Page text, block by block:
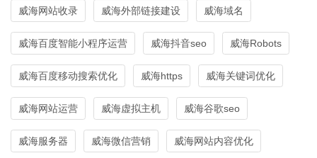
威海网站收录 威海外部链接建设 威海域名
威海百度智能小程序运营 威海抖音seo 威海Robots
威海百度移动搜索优化 威海https 威海关键词优化
威海网站运营 威海虚拟主机 威海谷歌seo
威海服务器 威海微信营销 威海网站内容优化